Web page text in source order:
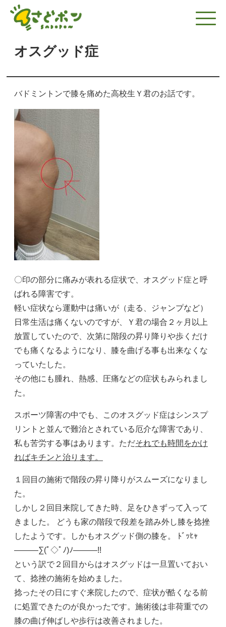
オスグッド症
バドミントンで膝を痛めた高校生Ｙ君のお話です。
〇印の部分に痛みが表れる症状で、オスグッド症と呼
ばれる障害です。
軽い症状なら運動中は痛いが（走る、ジャンプなど）
日常生活は痛くないのですが、Ｙ君の場合２ヶ月以上
放置していたので、次第に階段の昇り降りや歩くだけ
でも痛くなるようになり、膝を曲げる事も出来なくな
っていたした。
その他にも腫れ、熱感、圧痛などの症状もみられまし
た。
スポーツ障害の中でも、このオスグッド症はシンスプ
リントと並んで難治とされている厄介な障害であり、
私も苦労する事はあります。ただそれでも時間をかけ
ればキチンと治ります。
１回目の施術で階段の昇り降りがスムーズになりまし
た。
しかし２回目来院してきた時、足をひきずって入って
きました。 どうも家の階段で段差を踏み外し膝を捻挫
したようです。しかもオスグッド側の膝を。 ﾄﾞｯﾋｬ
―――∑(ﾟ◇ﾟﾉ)ﾉ―――!!
という訳で２回目からはオスグッドは一旦置いておい
て、捻挫の施術を始めました。
捻ったその日にすぐ来院したので、症状が酷くなる前
に処置できたのが良かったです。施術後は非荷重での
膝の曲げ伸ばしや歩行は改善されました。